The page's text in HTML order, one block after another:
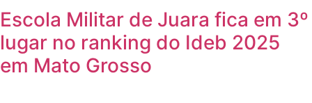
Escola Militar de Juara fica em 3º
lugar no ranking do Ideb 2025
em Mato Grosso